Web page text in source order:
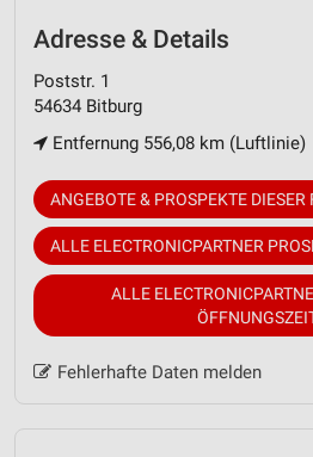
Adresse & Details
Poststr. 1
54634 Bitburg
Entfernung 556,08 km (Luftlinie)
ANGEBOTE & PROSPEKTE DIESER
ALLE ELECTRONICPARTNER
ALLE
Fehlerhafte Daten melden